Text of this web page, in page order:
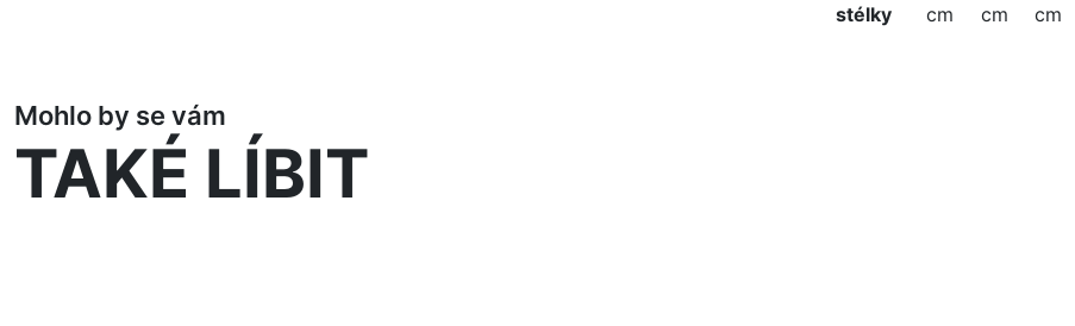
stélky
cm
cm
cm
Mohlo by se vám
TAKÉ LÍBIT